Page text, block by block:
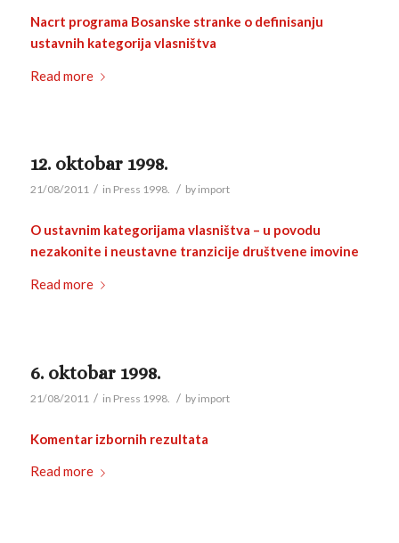
Nacrt programa Bosanske stranke o definisanju
ustavnih kategorija vlasništva
Read more
12. oktobar 1998.
21/08/2011 / in Press 1998. / by import
O ustavnim kategorijama vlasništva – u povodu
nezakonite i neustavne tranzicije društvene imovine
Read more
6. oktobar 1998.
21/08/2011 / in Press 1998. / by import
Komentar izbornih rezultata
Read more